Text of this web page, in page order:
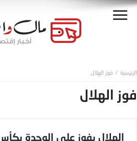
فوز الهلال
فوز الهلال
الهلال يفوز على الوحدة